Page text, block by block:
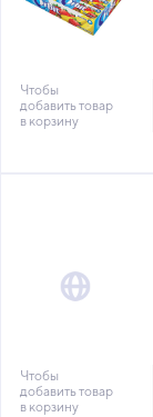
Чтобы
добавить товар
в корзину
Чтобы
добавить товар
в корзину